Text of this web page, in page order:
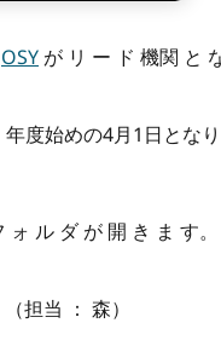
OSY が リ ー ド 機関 と
度始めの4月1日となり
ル ダ が 開 き ま す。
担当 ： 森）